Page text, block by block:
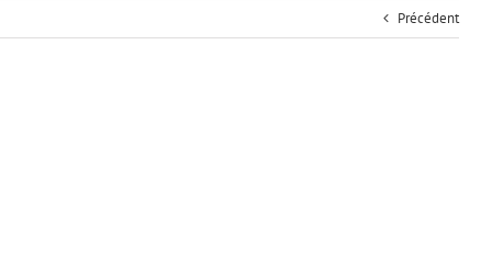
Précédent